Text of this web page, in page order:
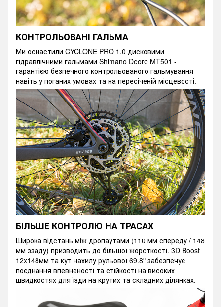
КОНТРОЛЬОВАНІ ГАЛЬМА
Ми оснастили CYCLONE PRO 1.0 дисковими
гідравлічними гальмами Shimano Deore MT501 -
гарантією безпечного контрольованого гальмування
навіть у поганих умовах та на пересіченій місцевості.
БІЛЬШЕ КОНТРОЛЮ НА ТРАСАХ
Широка відстань між дропаутами (110 мм спереду / 148
мм ззаду) призводить до більшої жорсткості. 3D Boost
12x148мм та кут нахилу рульової 69.8º забезпечує
поєднання впевненості та стійкості на високих
швидкостях для їзди на крутих та складних ділянках.